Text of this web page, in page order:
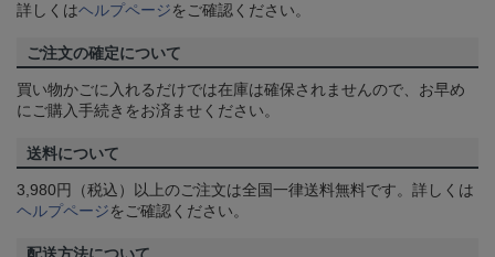
詳しくはヘルプページをご確認ください。
ご注文の確定について
買い物かごに入れるだけでは在庫は確保されませんので、お早め
にご購入手続きをお済ませください。
送料について
3,980円（税込）以上のご注文は全国一律送料無料です。詳しくは
ヘルプページをご確認ください。